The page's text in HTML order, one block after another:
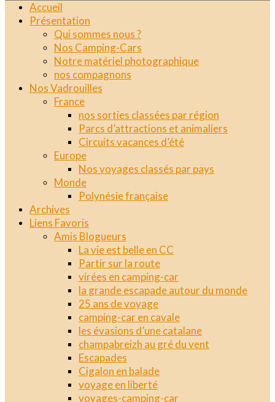
Accueil
Présentation
Qui sommes nous ?
Nos Camping-Cars
Notre matériel photographique
nos compagnons
Nos Vadrouilles
France
nos sorties classées par région
Parcs d’attractions et animaliers
Circuits vacances d’été
Europe
Nos voyages classés par pays
Monde
Polynésie française
Archives
Liens Favoris
Amis Blogueurs
La vie est belle en CC
Partir sur la route
virées en camping-car
la grande escapade autour du monde
25 ans de voyage
camping-car en cavale
les évasions d’une catalane
champabreizh au gré du vent
Escapades
Cigalon en balade
voyage en liberté
voyages-camping-car